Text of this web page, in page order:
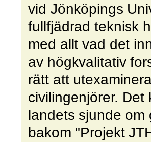
vid Jönköpings
fullfjädrad teknisk
med allt vad det
av högkvalitativ
rätt att
civilingenjörer. Det
landets sjunde om
bakom "Projekt